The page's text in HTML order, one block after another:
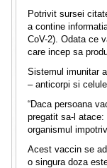
Potrivit sursei
a contine
CoV-2). Odata ce
care incep sa
Sistemul imunitar
– anticorpi si
“Daca persoana
pregatit sa-l
organismul
Acest vaccin se
o singura doza